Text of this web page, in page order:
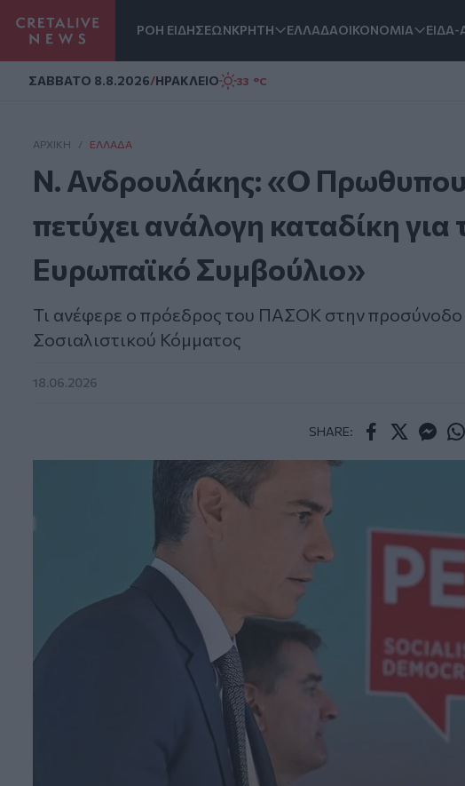
ΡΟΗ ΕΙΔΗΣΕΩΝΚΡΗΤΗ ΕΛΛΑΔΑΟΙΚΟΝΟΜΙΑ
ΣAΒΒΑΤΟ 8.8.2026/ΗΡΑΚΛΕΙΟ 33 °C
ΑΡΧΙΚΗ / ΕΛΛΆΔΑ
Ν. Ανδρουλάκης: «Ο
πετύχει ανάλογη καταδίκη για
Ευρωπαϊκό Συμβούλιο»
Τι ανέφερε ο πρόεδρος του ΠΑΣΟΚ στην
Σοσιαλιστικού Κόμματος
18.06.2026
SHARE: